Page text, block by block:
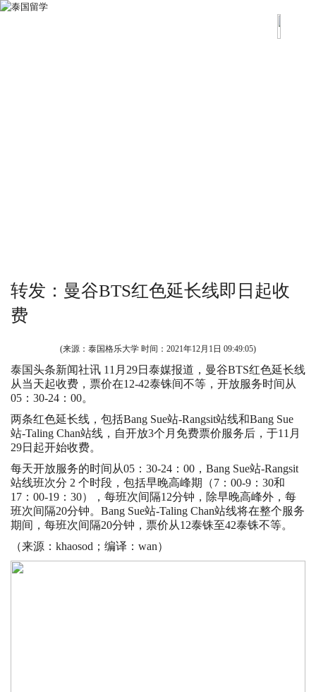
转发：曼谷BTS红色延长线即日起收
费
(来源：泰国格乐大学 时间： 2021年12月1日 09:49:05)
泰国头条新闻社讯 11月29日泰媒报道，曼谷BTS红色延长线
从当天起收费，票价在12-42泰铢间不等，开放服务时间从
05：30-24：00。
两条红色延长线，包括Bang Sue站-Rangsit站线和Bang Sue
站-Taling Chan站线，自开放3个月免费票价服务后，于11月
29日起开始收费。
每天开放服务的时间从05：30-24：00，Bang Sue站-Rangsit
站线班次分 2 个时段，包括早晚高峰期（7：00-9：30和
17：00-19：30），每班次间隔12分钟，除早晚高峰外，每
班次间隔20分钟。Bang Sue站-Taling Chan站线将在整个服务
期间，每班次间隔20分钟，票价从12泰铢至42泰铢不等。
（来源：khaosod；编译：wan）